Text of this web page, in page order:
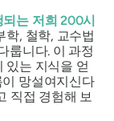
는 저희 200시
, 철학, 교수법
룹니다. 이 과정
있는 지식을 얻
망설여지신다
직접 경험해 보